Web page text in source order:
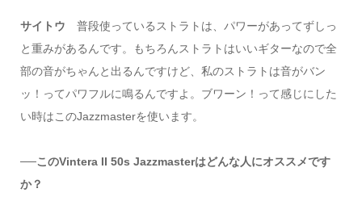
サイトウ 普段使っているストラトは、パワーがあってずしっ
と重みがあるんです。もちろんストラトはいいギターなので全
部の音がちゃんと出るんですけど、私のストラトは音がバン
ッ！ってパワフルに鳴るんですよ。ブワーン！って感じにした
い時はこのJazzmasterを使います。
──このVintera II 50s Jazzmasterはどんな人にオススメです
か？